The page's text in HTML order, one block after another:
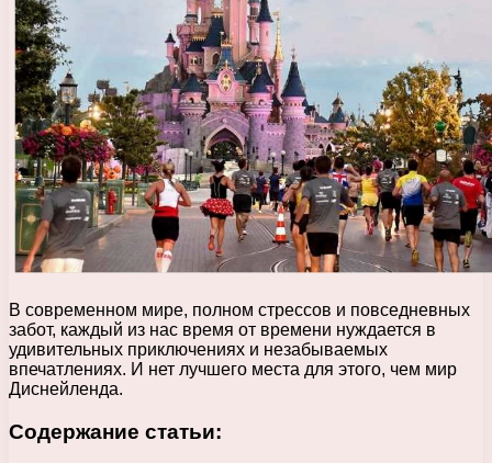
В современном мире, полном стрессов и повседневных
забот, каждый из нас время от времени нуждается в
удивительных приключениях и незабываемых
впечатлениях. И нет лучшего места для этого, чем мир
Диснейленда.
Содержание статьи: